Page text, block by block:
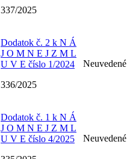
337/2025
Dodatok č. 2 k N Á
J O M N E J Z M L
U V E číslo 1/2024
336/2025
Neuvedené
Dodatok č. 1 k N Á
J O M N E J Z M L
U V E číslo 4/2025
Neuvedené